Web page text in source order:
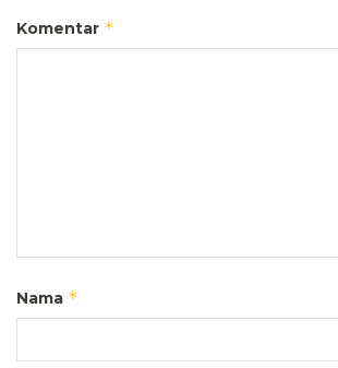
Komentar *
Nama *